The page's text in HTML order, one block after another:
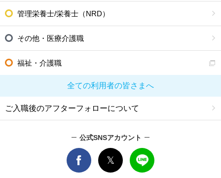
管理栄養士/栄養士（NRD）
その他・医療介護職
福祉・介護職
全ての利用者の皆さまへ
ご入職後のアフターフォローについて
公式SNSアカウント